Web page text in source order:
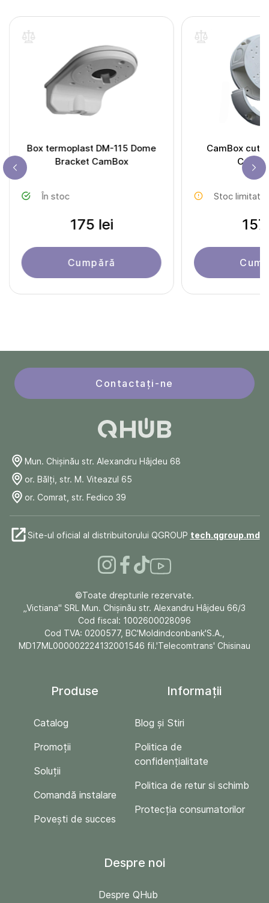
Box termoplast DM-115 Dome
Bracket CamBox
În stoc
175 lei
Cumpără
CamBox
Stoc limitat
Contactați-ne
Mun. Chişinău str. Alexandru Hâjdeu 68
or. Bălți, str. M. Viteazul 65
or. Comrat, str. Fedico 39
Site-ul oficial al distribuitorului QGROUP tech.qgroup.md
©Toate drepturile rezervate.
„Victiana" SRL Mun. Chişinău str. Alexandru Hâjdeu 66/3
Cod fiscal: 1002600028096
Cod TVA: 0200577, BC'Moldindconbank'S.A.,
MD17ML000002224132001546 fil.'Telecomtrans' Chisinau
Produse
Catalog
Promoții
Soluții
Comandă instalare
Povești de succes
Informații
Blog și Stiri
Politica de
confidențialitate
Politica de retur si schimb
Protecția consumatorilor
Despre noi
Despre QHub